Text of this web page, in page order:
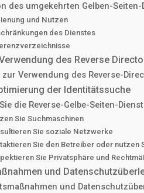
des umgekehrten Gelben-Seiten-
und Nutzen
des Dienstes
des Reverse
Verwendung des Reverse-
der Identitätssuche
die Reverse-Gelbe-Seiten-
Sie Suchmaschinen
Sie soziale Netzwerke
Sie den Betreiber oder nutzen
Sie Privatsphäre und
und
und